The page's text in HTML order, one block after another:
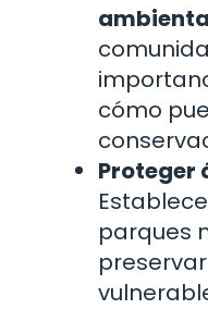
cómo
Proteger
parques